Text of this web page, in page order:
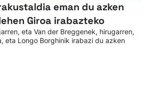
eman du azken
Giroa irabazteko
eta Van der Breggenek, hirugarren,
eta Longo Borghinik irabazi du azken